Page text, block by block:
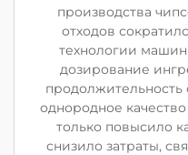
производства
отходов
технологии
дозирование
продолжительность
однородное
только повысило
снизило затраты,